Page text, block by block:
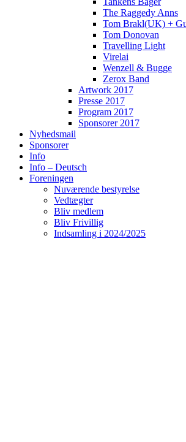
The Raggedy Anns
Tom Brakl(UK) +
Tom Donovan
Travelling Light
Virelai
Wenzell & Bugge
Zerox Band
Artwork 2017
Presse 2017
Program 2017
Sponsorer 2017
Nyhedsmail
Sponsorer
Info
Info – Deutsch
Foreningen
Nuværende bestyrelse
Vedtægter
Bliv medlem
Bliv Frivillig
Indsamling i 2024/2025